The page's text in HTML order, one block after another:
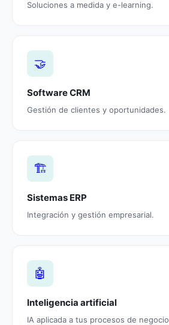
Soluciones a medida y e-learning.
🤝
Software CRM
Gestión de clientes y oportunidades.
🏗️
Sistemas ERP
Integración y gestión empresarial.
🤖
Inteligencia artificial
IA aplicada a tus procesos de